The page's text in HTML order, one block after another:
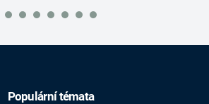
Populární témata